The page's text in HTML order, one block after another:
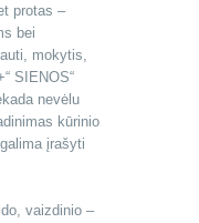
protas –
bei
mokytis,
SIENOS“
nevėlu
kūrinio
įrašyti
vaizdinio –